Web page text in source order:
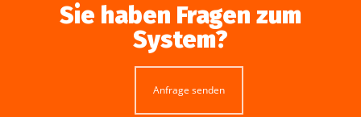
Sie haben Fragen zum
System?
Anfrage senden